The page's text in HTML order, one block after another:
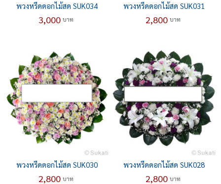
พวงหรีดดอกไม้สด SUK034
3,000 บาท
พวงหรีดดอกไม้สด SUK031
2,800 บาท
พวงหรีดดอกไม้สด SUK030
2,800 บาท
พวงหรีดดอกไม้สด SUK028
2,800 บาท